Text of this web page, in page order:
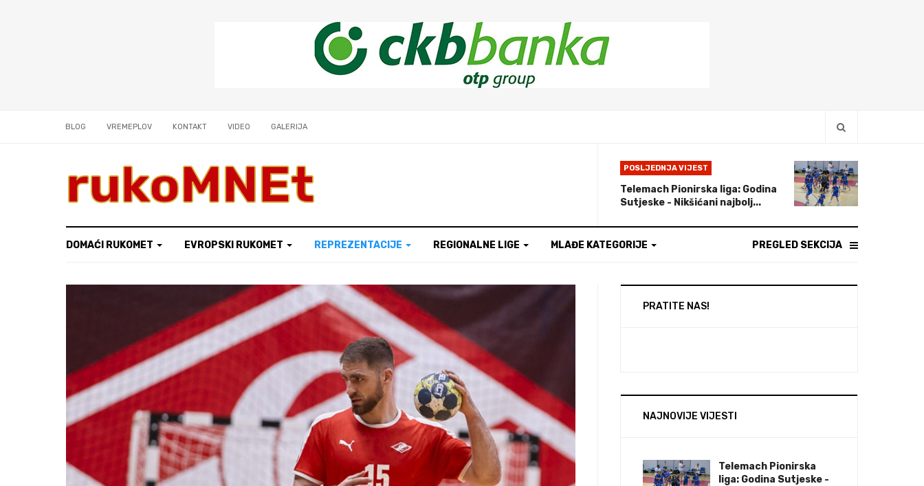
BLOG VREMEPLOV KONTAKT VIDEO GALERIJA
rukoMNEt POSLJEDNJA VIJEST
Telemach Pionirska liga: Godina
Sutjeske - Nikšićani najbolj...
DOMAĆI RUKOMET EVROPSKI RUKOMET REPREZENTACIJE REGIONALNE LIGE MLAĐE KATEGORIJE PREGLED SEKCIJA
PRATITE NAS!
NAJNOVIJE VIJESTI
Telemach Pionirska
liga: Godina Sutjeske -